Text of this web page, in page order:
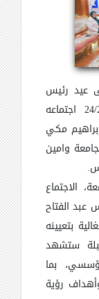
عيد رئيس
الجامعة، اليوم الثلاثاء الموافق 24/2/2026 اجتماعه
مكي
وامين
الاجتماع
عبد الفتاح
بتعيينه
ستشهد
بما
رؤية